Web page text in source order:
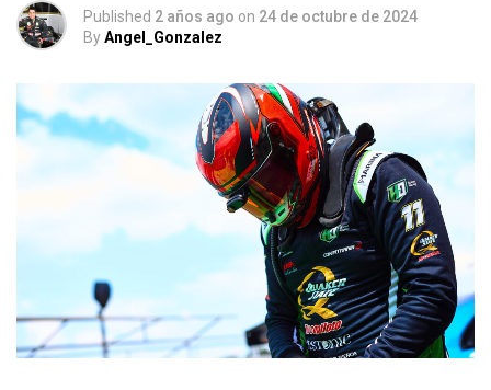
Published 2 años ago on 24 de octubre de 2024
ByAngel_Gonzalez